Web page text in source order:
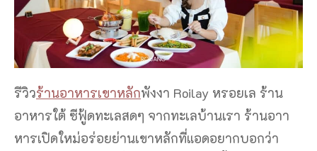
รีวิวร้านอาหารเขาหลักพังงา Roilay หรอยเล ร้าน
อาหารใต้ ซีฟู้ดทะเลสดๆ จากทะเลบ้านเรา ร้านอาา
หารเปิดใหม่อร่อยย่านเขาหลักที่แอดอยากบอกว่า